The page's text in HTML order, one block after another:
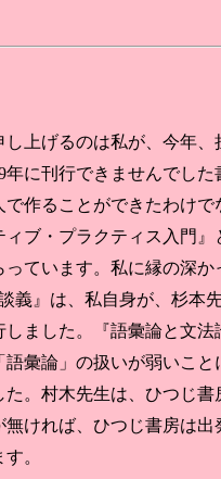
し上げるのは私が、今年
年に刊行できませんでし
作ることができたわけ
ブ・プラクティス入門
っています。私に縁の深
』は、私自身が、杉本
しました。『語彙論と文
彙論」の扱いが弱いこ
。村木先生は、ひつじ
ければ、ひつじ書房は
。